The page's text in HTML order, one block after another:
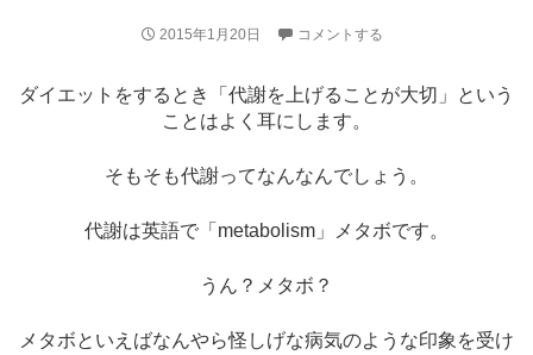
2015年1月20日 コメントする
ダイエットをするとき「代謝を上げることが大切」という
ことはよく耳にします。
そもそも代謝ってなんなんでしょう。
代謝は英語で「metabolism」メタボです。
うん？メタボ？
メタボといえばなんやら怪しげな病気のような印象を受け